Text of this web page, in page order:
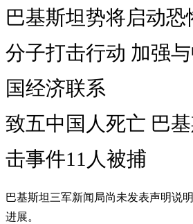
巴基斯坦势将启动恐
分子打击行动 加强
国经济联系
致五中国人死亡 巴
击事件11人被捕
巴基斯坦三军新闻局尚未发表声明说
进展。